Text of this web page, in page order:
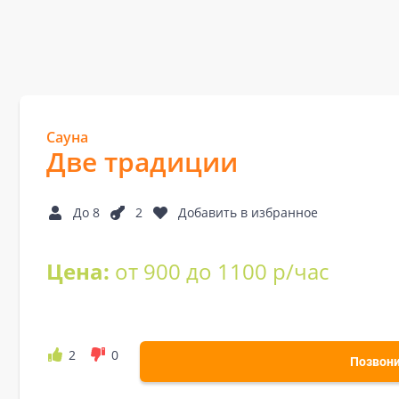
Сауна
Две традиции
До 8 2 Добавить в избранное
Цена: от 900 до 1100 р/час
2 0